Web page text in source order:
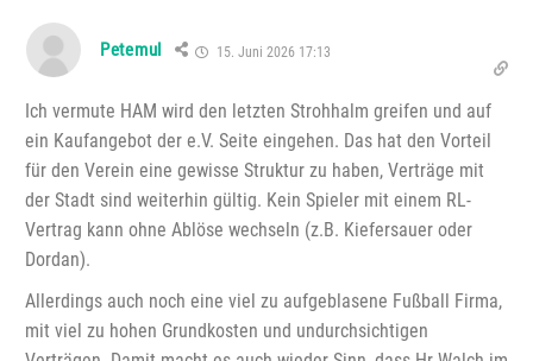
Petemul 15. Juni 2026 17:13
Ich vermute HAM wird den letzten Strohhalm greifen und auf
ein Kaufangebot der e.V. Seite eingehen. Das hat den Vorteil
für den Verein eine gewisse Struktur zu haben, Verträge mit
der Stadt sind weiterhin gültig. Kein Spieler mit einem RL-
Vertrag kann ohne Ablöse wechseln (z.B. Kiefersauer oder
Dordan).
Allerdings auch noch eine viel zu aufgeblasene Fußball Firma,
mit viel zu hohen Grundkosten und undurchsichtigen